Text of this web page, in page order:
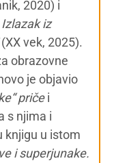
2020) i
iz
vek, 2025).
obrazovne
je objavio
pričei
s njima i
knjigu u istom
i superjunake.